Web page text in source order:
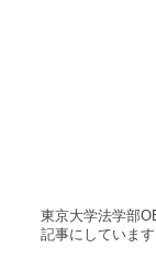
東京大学法学部
記事にしています